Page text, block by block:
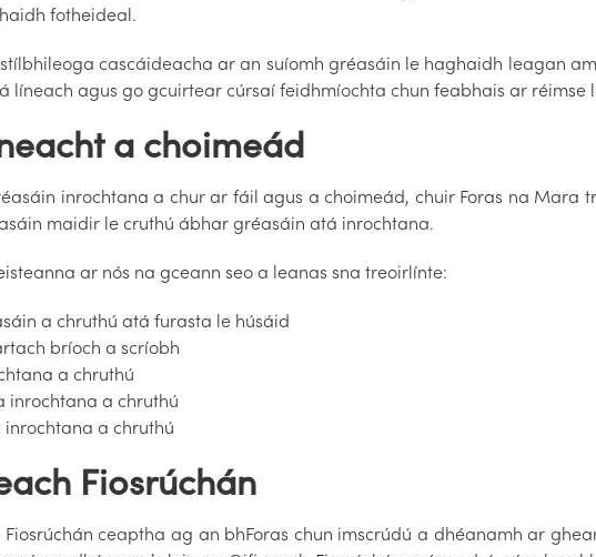
fotheideal.
cascáideacha ar an suíomh gréasáin le haghaidh leagan
líneach agus go gcuirtear cúrsaí feidhmíochta chun feabhais ar
a choimeád
inrochtana a chur ar fáil agus a choimeád, chuir Foras na
maidir le cruthú ábhar gréasáin atá inrochtana.
ar nós na gceann seo a leanas sna treoirlínte:
a chruthú atá furasta le húsáid
bríoch a scríobh
a chruthú
inrochtana a chruthú
inrochtana a chruthú
Fiosrúchán
ceaptha ag an bhForas chun imscrúdú a dhéanamh ar